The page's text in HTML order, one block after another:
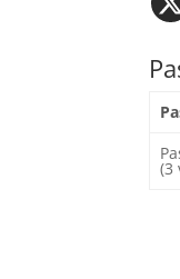
(3